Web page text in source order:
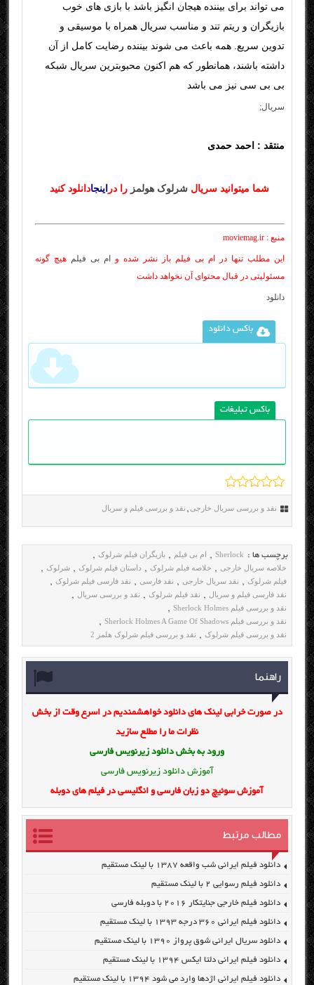
می تواند برای بیننده هیجان انگیز باشد با بازی های خوب
بازیگران و ریتم تند و مناسب سریال همراه با موسیقی و
تدوین سریع. همه باعث می شوند بیننده رضایت کامل از آن
داشته باشند، همانطور که هم اکنون محبوبترین سریال شبکه
بی بی سی نیز می باشد
سریال;
منتقد : احمد حمدی
شما میتوانید سریال شرلوک هولمز اینجادانلود کنید
منبع : moviemag.ir
این مطلب تنها در ام بی فیلم باز نشر شده و ام بی فیلم هیچ گونه
مسئولیتی در قبال محتوای آن نخواهد داشت
دانلود
باکس دانلود
باکس تبلیغات
نقد و بررسی سریال خارجی, نقد و بررسی فیلم و سریال
برچسب ها : Sherlock
, ام بی فیلم , بازیگران فیلم شرلوک ,
خلاصه سریال خارجی , خلاصه فیلم شرلوک , داستان فیلم شرلوک , شرلوک ,
فیلم شرلوک , نقد سریال خارجی , نقد فارسی , نقد فارسی فیلم شرلوک ,
نقد فارسی فیلم و سریال , نقد فیلم شرلوک , نقد و بررسی سریال ,
نقد و بررسی فیلم Sherlock Holmes ,
نقد و بررسی فیلم Sherlock Holmes A Game Of Shadows ,
نقد و بررسی فیلم شرلوک , نقد و بررسی فیلم شرلوک هلمز 2
راهنما
در صورت خرابی لینک های دانلود خواهشمندیم در اسرع وقت از بخش
نظرات ما را مطلع سازید
ورود به بخش دانلود زیرنویس فارسی
آموزش دانلود زیرنویس فارسی
آموزش سوئیچ دو زبان فارسی و انگلیسی در فیلم های دوبله
مطالب مرتبط
دانلود فیلم ایرانی شب واقعه ۱۳۸۷ با لینک مستقیم
دانلود فیلم رسوایی ۲ با لینک مستقیم
دانلود فیلم خارجی جنایتکار ۲۰۱۶ با دوبله فارسی
دانلود فیلم ایرانی ۳۶۰ درجه ۱۳۹۳ با لینک مستقیم
دانلود سریال ایرانی شوق پرواز ۱۳۹۰ با لینک مستقیم
دانلود فیلم ایرانی دلتا ایکس ۱۳۹۴ با لینک مستقیم
دانلود فیلم ایرانی اژدها وارد می شود ۱۳۹۴ با لینک مستقیم